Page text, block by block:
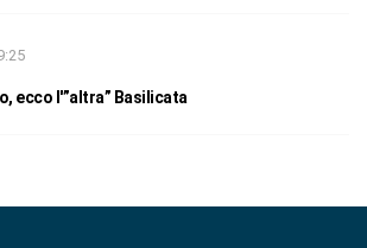
ecco l'”altra” Basilicata